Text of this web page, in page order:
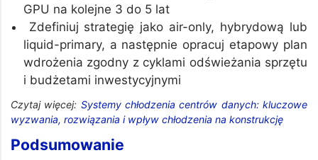
GPU na kolejne 3 do 5 lat
Zdefiniuj strategię jako air-only, hybrydową lub
liquid-primary, a następnie opracuj etapowy plan
wdrożenia zgodny z cyklami odświeżania sprzętu
i budżetami inwestycyjnymi
Czytaj więcej: Systemy chłodzenia centrów danych: kluczowe
wyzwania, rozwiązania i wpływ chłodzenia na konstrukcję
Podsumowanie